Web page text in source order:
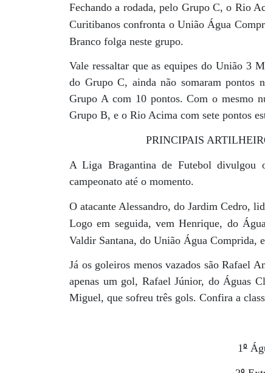
Fechando a rodada, pelo Grupo C, o Rio
Curitibanos confronta o União Água
Branco folga neste grupo.
Vale ressaltar que as equipes do União 3
do Grupo C, ainda não somaram pontos
Grupo A com 10 pontos. Com o mesmo
Grupo B, e o Rio Acima com sete pontos
PRINCIPAIS
A Liga Bragantina de Futebol divulgou
campeonato até o momento.
O atacante Alessandro, do Jardim Cedro,
Logo em seguida, vem Henrique, do
Valdir Santana, do União Água Comprida,
Já os goleiros menos vazados são Rafael
apenas um gol, Rafael Júnior, do Águas
Miguel, que sofreu três gols. Confira a
1º